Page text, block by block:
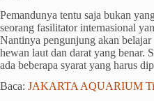
Pemandunya tentu saja bukan
seorang fasilitator internasional
Nantinya pengunjung akan belajar
hewan laut dan darat yang benar.
ada beberapa syarat yang harus
Baca: JAKARTA AQUARIUM